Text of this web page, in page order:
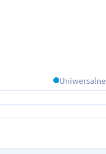
Uniwersalne